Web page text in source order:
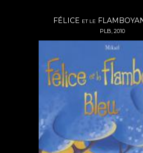
FÉLICE ET LE
PLB, 2010